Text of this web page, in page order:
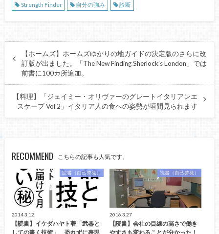
Strength Finder
自分の強み 診断
【ホームズ】ホームズゆかりの地ガイドの決定版のさらに改
訂版が出ました。「The New Finding Sherlock’s London」では
前書に100カ所追加。
【料理】「ジェイミー・オリヴァーのグレートイタリアンエ
スケープ Vol.2」イタリア人の食への姿勢が垣間見られます
RECOMMEND こちらの記事も人気です。
読書（自己啓発）
2014.3.12
【読書】イケダハヤト著「武器と
しての書く技術」 恐れずに表現
読書（自己啓発）
2016.3.27
【読書】会社の目線の高さで働き
やすさも変わることが分かった！